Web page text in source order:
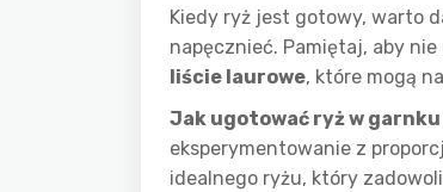
Kiedy ryż jest gotowy, warto
napęcznieć. Pamiętaj, aby
liście laurowe, które mogą
Jak ugotować ryż w
eksperymentowanie z
idealnego ryżu, który